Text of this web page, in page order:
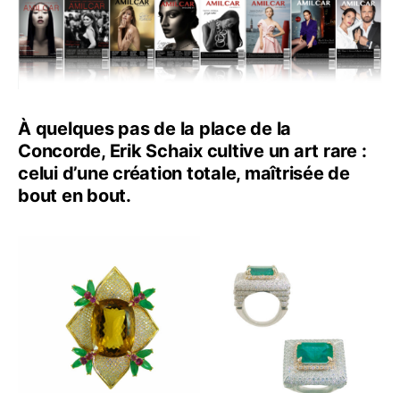
À quelques pas de la place de la
Concorde, Erik Schaix cultive un art rare :
celui d’une création totale, maîtrisée de
bout en bout.